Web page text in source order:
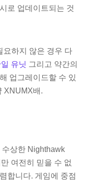
로 업데이트되는 것
요하지 않은 경우 다
유닛 그리고 약간의
업그레이드할 수 있
XNUMX배.
수상한 Nighthawk
여전히 믿을 수 없
합니다. 게임에 중점